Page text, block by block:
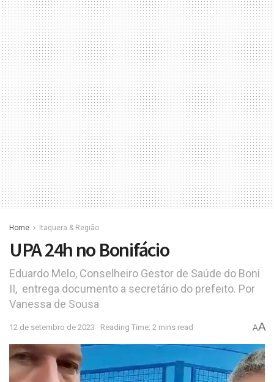
Home Itaquera & Região
UPA 24h no Bonifácio
Eduardo Melo, Conselheiro Gestor de Saúde do Boni
II, entrega documento a secretário do prefeito. Por
Vanessa de Sousa
12 de setembro de 2023 Reading Time: 2 mins read AA